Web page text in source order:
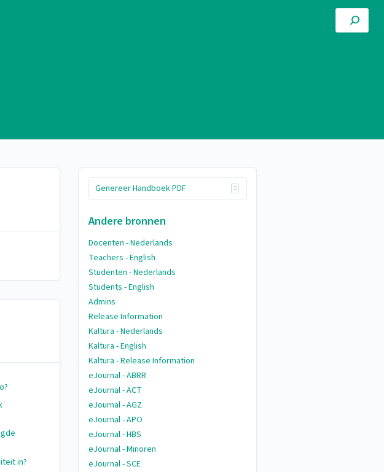
Genereer Handboek PDF
Andere bronnen
Docenten - Nederlands
Teachers - English
Studenten - Nederlands
Students - English
Admins
Release Information
Kaltura - Nederlands
Kaltura - English
Kaltura - Release Information
eJournal - ABRR
eJournal - ACT
eJournal - AGZ
eJournal - APO
eJournal - HBS
eJournal - Minoren
eJournal - SCE
in?